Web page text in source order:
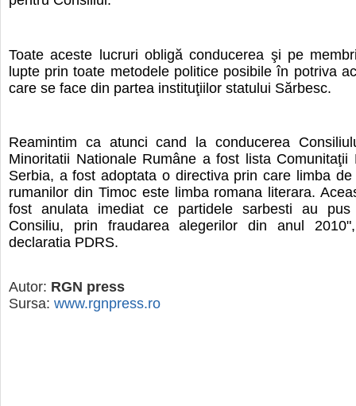
Toate aceste lucruri obligă conducerea şi pe
lupte prin toate metodele politice posibile în potriva
care se face din partea instituţiilor statului Sărbesc.
Reamintim ca atunci cand la conducerea
Minoritatii Nationale Rumâne a fost lista Comunitaţii
Serbia, a fost adoptata o directiva prin care limba
rumanilor din Timoc este limba romana literara.
fost anulata imediat ce partidele sarbesti au pus
Consiliu, prin fraudarea alegerilor din anul
declaratia PDRS.
Autor: RGN press
Sursa: www.rgnpress.ro